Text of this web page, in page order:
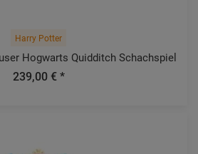
Harry Potter
Hogwarts Quidditch Schachspiel
239,00 € *